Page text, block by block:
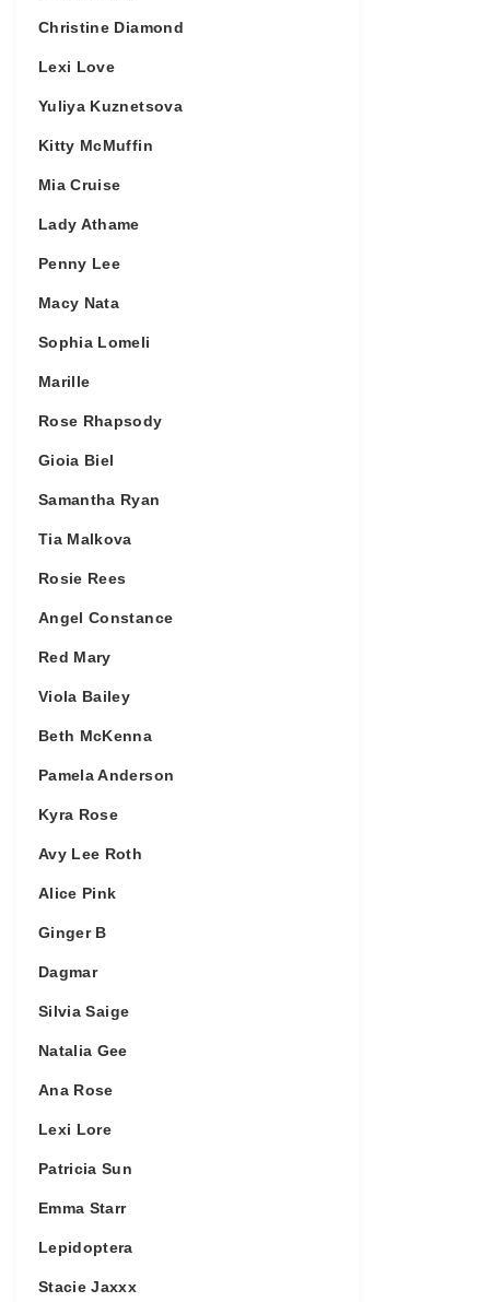
Christine Diamond
Lexi Love
Yuliya Kuznetsova
Kitty McMuffin
Mia Cruise
Lady Athame
Penny Lee
Macy Nata
Sophia Lomeli
Marille
Rose Rhapsody
Gioia Biel
Samantha Ryan
Tia Malkova
Rosie Rees
Angel Constance
Red Mary
Viola Bailey
Beth McKenna
Pamela Anderson
Kyra Rose
Avy Lee Roth
Alice Pink
Ginger B
Dagmar
Silvia Saige
Natalia Gee
Ana Rose
Lexi Lore
Patricia Sun
Emma Starr
Lepidoptera
Stacie Jaxxx